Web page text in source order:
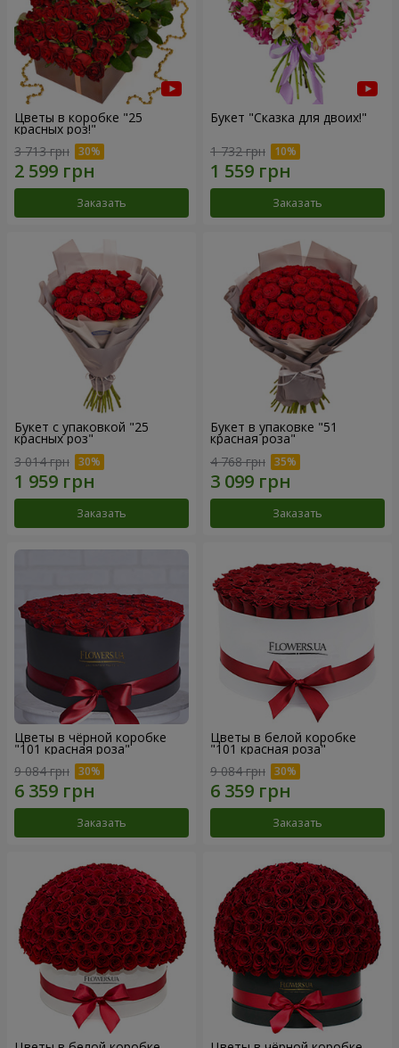
Цветы в коробке "25
красных роз!"
3 713 грн
Заказать
Букет "Сказка для двоих!"
1 732 грн
Заказать
Букет с упаковкой "25
красных роз"
3 014 грн
Заказать
Букет в упаковке "51
красная роза"
4 768 грн
Заказать
Цветы в чёрной коробке
"101 красная роза"
9 084 грн
Заказать
Цветы в белой коробке
"101 красная роза"
9 084 грн
Заказать